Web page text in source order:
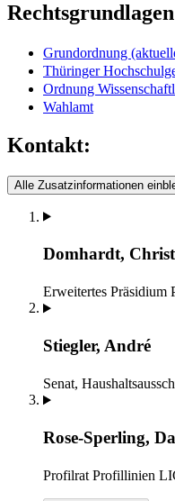
Rechtsgrundlagen
Grundordnung
Thüringer
Ordnung
Wahlamt
Kontakt:
Alle Zusatzinformationen
Domhardt,
Erweitertes Präsidium
Stiegler, André
Senat,
Rose-Sperling,
Profilrat Profillinien